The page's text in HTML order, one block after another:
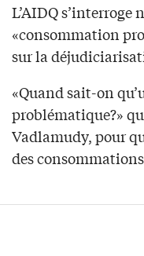
L’AIDQ
«consommation
sur la
«Quand sait-on
problématique?»
Vadlamudy, pour
des